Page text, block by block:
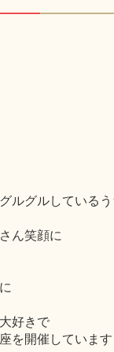
ルグルしている
ん笑顔に
好きで
を開催しています